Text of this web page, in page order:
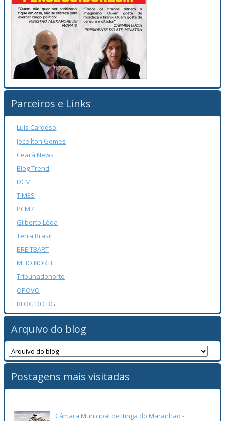
Parceiros e Links
Luís Cardoso
Joceilton Gomes
Ceará News
Blog Trend
DCM
TIMES
PCM7
Gilberto Léda
Terra Brasil
BREITBART
MEIO NORTE
Tribunadonorte
OPOVO
BLOG DO BG
Arquivo do blog
Postagens mais visitadas
Câmara Municipal de Itinga do Maranhão -